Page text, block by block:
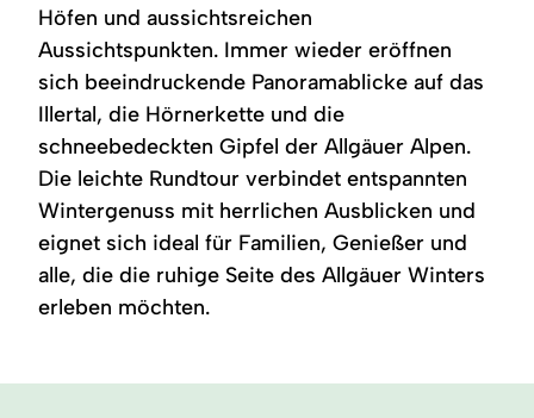
Höfen und aussichtsreichen
Aussichtspunkten. Immer wieder eröffnen
sich beeindruckende Panoramablicke auf das
Illertal, die Hörnerkette und die
schneebedeckten Gipfel der Allgäuer Alpen.
Die leichte Rundtour verbindet entspannten
Wintergenuss mit herrlichen Ausblicken und
eignet sich ideal für Familien, Genießer und
alle, die die ruhige Seite des Allgäuer Winters
erleben möchten.